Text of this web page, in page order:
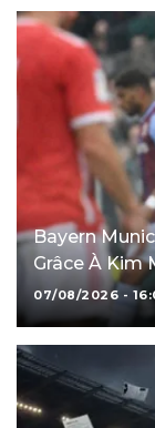
Bayern
Grâce À Kim
07/08/2026 -